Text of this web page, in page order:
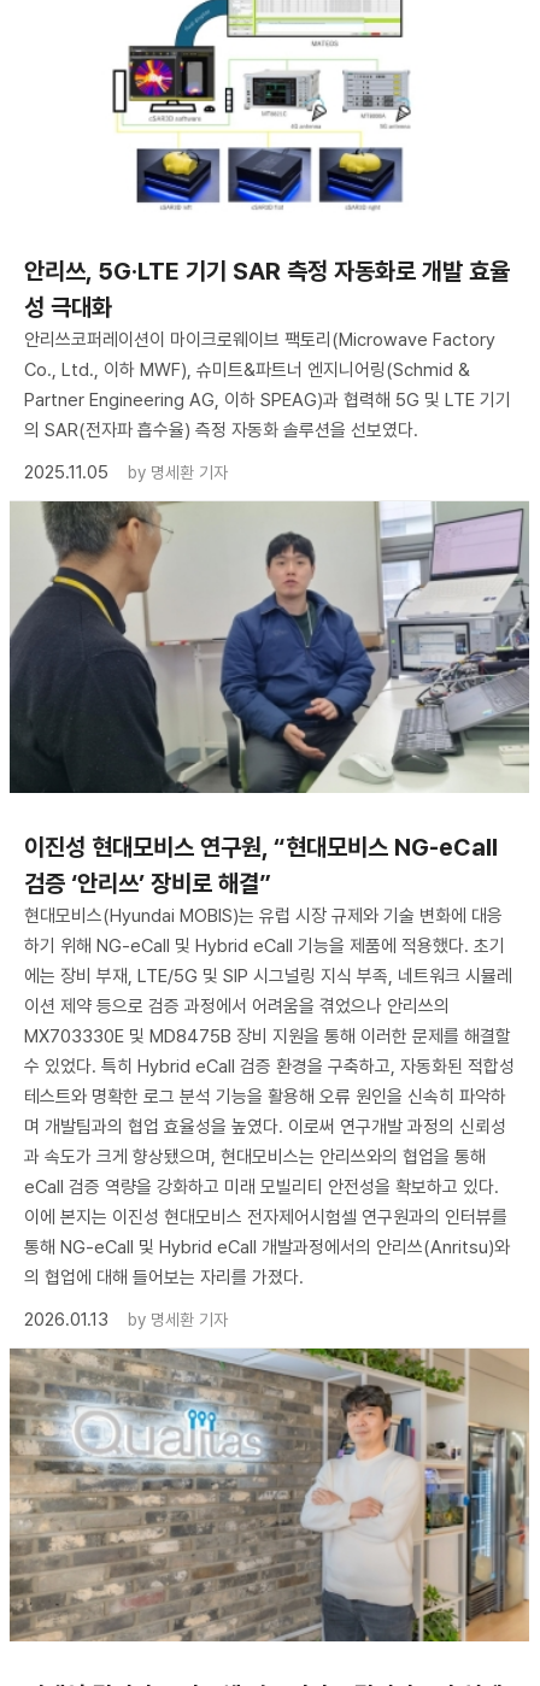
안리쓰, 5G·LTE 기기 SAR 측정 자동화로 개발 효율
성 극대화
안리쓰코퍼레이션이 마이크로웨이브 팩토리(Microwave Factory
Co., Ltd., 이하 MWF), 슈미트&파트너 엔지니어링(Schmid &
Partner Engineering AG, 이하 SPEAG)과 협력해 5G 및 LTE 기기
의 SAR(전자파 흡수율) 측정 자동화 솔루션을 선보였다.
2025.11.05
by 명세환 기자
이진성 현대모비스 연구원, “현대모비스 NG-eCall
검증 ‘안리쓰’ 장비로 해결”
현대모비스(Hyundai MOBIS)는 유럽 시장 규제와 기술 변화에 대응
하기 위해 NG-eCall 및 Hybrid eCall 기능을 제품에 적용했다. 초기
에는 장비 부재, LTE/5G 및 SIP 시그널링 지식 부족, 네트워크 시뮬레
이션 제약 등으로 검증 과정에서 어려움을 겪었으나 안리쓰의
MX703330E 및 MD8475B 장비 지원을 통해 이러한 문제를 해결할
수 있었다. 특히 Hybrid eCall 검증 환경을 구축하고, 자동화된 적합성
테스트와 명확한 로그 분석 기능을 활용해 오류 원인을 신속히 파악하
며 개발팀과의 협업 효율성을 높였다. 이로써 연구개발 과정의 신뢰성
과 속도가 크게 향상됐으며, 현대모비스는 안리쓰와의 협업을 통해
eCall 검증 역량을 강화하고 미래 모빌리티 안전성을 확보하고 있다.
이에 본지는 이진성 현대모비스 전자제어시험셀 연구원과의 인터뷰를
통해 NG-eCall 및 Hybrid eCall 개발과정에서의 안리쓰(Anritsu)와
의 협업에 대해 들어보는 자리를 가졌다.
2026.01.13
by 명세환 기자